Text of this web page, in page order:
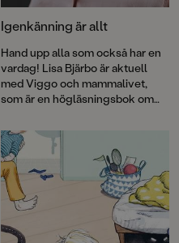
Igenkänning är allt
Hand upp alla som också har en
vardag! Lisa Bjärbo är aktuell
med Viggo och mammalivet,
som är en högläsningsbok om
berättar hon om läsarresponsen
som fullständigt golvat henne
sedan Viggo gjorde entré i
bokvärlden.